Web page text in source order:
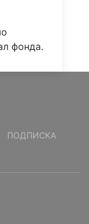
фонда.
ПОДПИСКА